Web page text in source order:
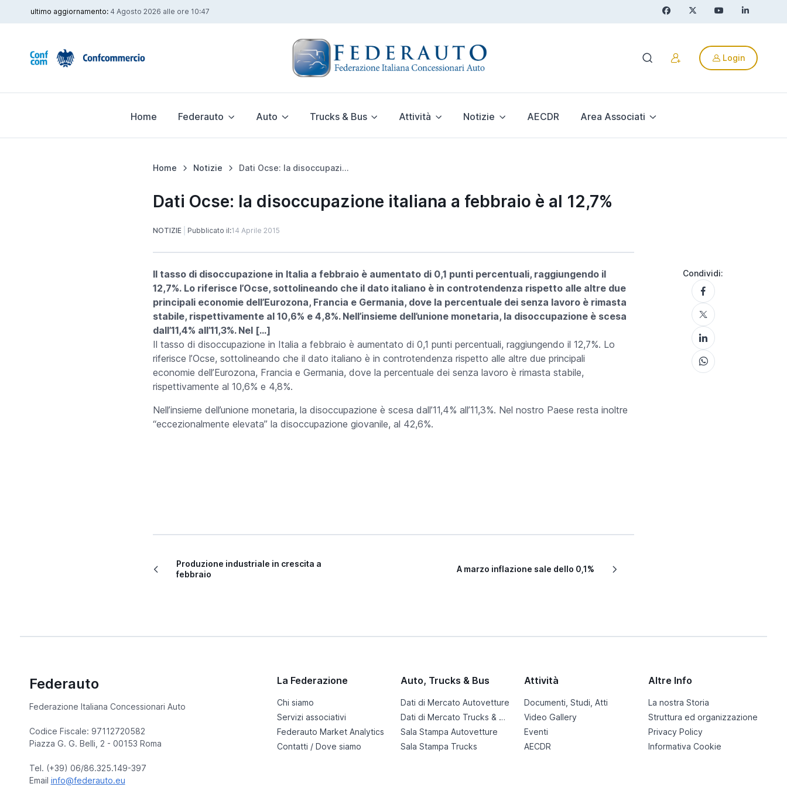
ultimo aggiornamento: 4 Agosto 2026 alle ore 10:47
Login
Home Federauto Auto Trucks & Bus Attività Notizie AECDR Area Associati
Home Notizie Dati Ocse: la disoccupazione italiana a febbraio è al 12,7%
Dati Ocse: la disoccupazione italiana a febbraio è al 12,7%
NOTIZIE Pubblicato il:14 Aprile 2015
Il tasso di disoccupazione in Italia a febbraio è aumentato di 0,1 punti percentuali, raggiungendo il
12,7%. Lo riferisce l’Ocse, sottolineando che il dato italiano è in controtendenza rispetto alle altre due
principali economie dell’Eurozona, Francia e Germania, dove la percentuale dei senza lavoro è rimasta
stabile, rispettivamente al 10,6% e 4,8%. Nell’insieme dell’unione monetaria, la disoccupazione è scesa
dall’11,4% all’11,3%. Nel […]
Il tasso di disoccupazione in Italia a febbraio è aumentato di 0,1 punti percentuali, raggiungendo il 12,7%. Lo
riferisce l’Ocse, sottolineando che il dato italiano è in controtendenza rispetto alle altre due principali
economie dell’Eurozona, Francia e Germania, dove la percentuale dei senza lavoro è rimasta stabile,
rispettivamente al 10,6% e 4,8%.
Nell’insieme dell’unione monetaria, la disoccupazione è scesa dall’11,4% all’11,3%. Nel nostro Paese resta inoltre
“eccezionalmente elevata” la disoccupazione giovanile, al 42,6%.
Produzione industriale in crescita a
febbraio
A marzo inflazione sale dello 0,1%
Condividi:
Federauto
Federazione Italiana Concessionari Auto
Codice Fiscale: 97112720582
Piazza G. G. Belli, 2 - 00153 Roma
Tel. (+39) 06/86.325.149-397
Email info@federauto.eu
La Federazione
Chi siamo
Servizi associativi
Federauto Market Analytics
Contatti / Dove siamo
Auto, Trucks & Bus
Dati di Mercato Autovetture
Dati di Mercato Trucks & Bus
Sala Stampa Autovetture
Sala Stampa Trucks
Attività
Documenti, Studi, Atti
Video Gallery
Eventi
AECDR
Altre Info
La nostra Storia
Struttura ed organizzazione
Privacy Policy
Informativa Cookie